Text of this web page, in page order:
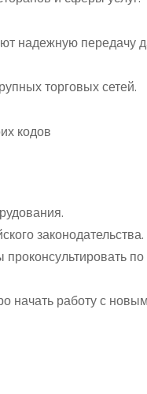
надежную передачу
торговых сетей.
законодательства.
начать работу с новым